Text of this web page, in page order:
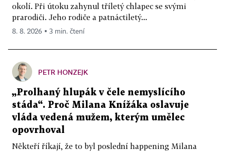
okolí. Při útoku zahynul tříletý chlapec se svými
prarodiči. Jeho rodiče a patnáctiletý...
8. 8. 2026 ▪ 3 min. čtení
PETR HONZEJK
„Prolhaný hlupák v čele nemyslícího
stáda“. Proč Milana Knížáka oslavuje
vláda vedená mužem, kterým umělec
opovrhoval
Někteří říkají, že to byl poslední happening Milana